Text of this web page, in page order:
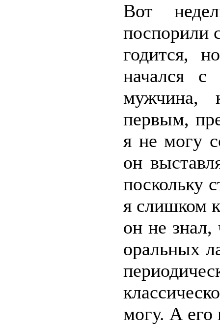
Вот
поспорили
годится,
начался
мужчина,
первым,
я не могу
он
поскольку
я слишком
он не знал,
оральных
могу. А его